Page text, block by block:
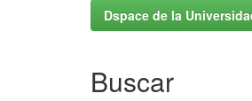
Dspace de la
Buscar